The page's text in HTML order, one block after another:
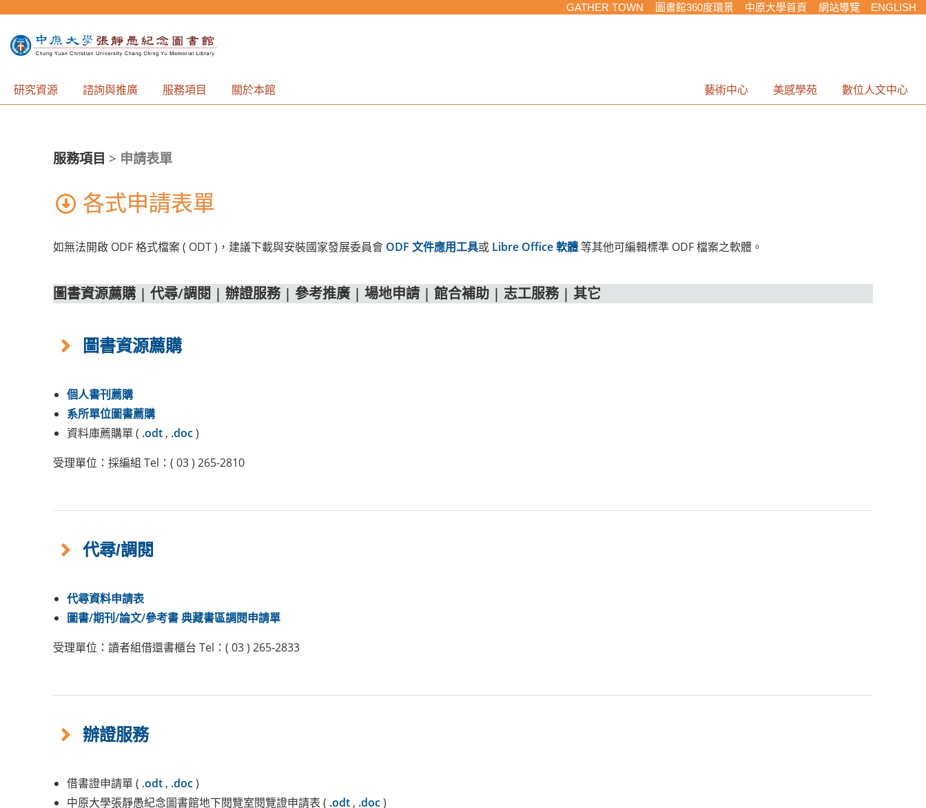
GATHER TOWN 圖書館360度環景 中原大學首頁 網站導覽 ENGLISH
研究資源 諮詢與推廣 服務項目 關於本館 藝術中心 美感學苑 數位人文中心
服務項目 > 申請表單
各式申請表單
如無法開啟 ODF 格式檔案 ( ODT )，建議下載與安裝國家發展委員會 ODF 文件應用工具或 Libre Office 軟體等其他可編輯標準 ODF 檔案之軟體。
圖書資源薦購 |代尋/調閱 |辦證服務|參考推廣 |場地申請 |館合補助 | 志工服務| 其它
圖書資源薦購
個人書刊薦購
系所單位圖書薦購
資料庫薦購單 ( .odt , .doc)
受理單位：採編組 Tel：( 03 ) 265-2810
代尋/調閱
代尋資料申請表
圖書/期刊/論文/參考書 典藏書區調閱申請單
受理單位：讀者組借還書櫃台 Tel：( 03 ) 265-2833
辦證服務
借書證申請單 ( .odt , .doc)
中原大學張靜愚紀念圖書館地下閱覽室閱覽證申請表 ( .odt , .doc)